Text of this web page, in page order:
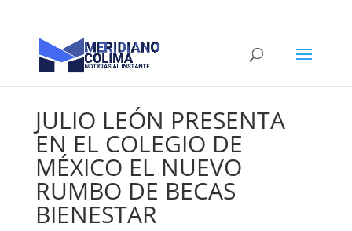
JULIO LEÓN PRESENTA
EN EL COLEGIO DE
MÉXICO EL NUEVO
RUMBO DE BECAS
BIENESTAR